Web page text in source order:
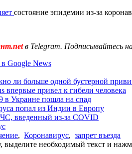
состояние эпидемии из-за
в Telegram. Подписывайтесь
Google News
ли больше одной бустерной
привел к гибели человека
в Украине пошла на спад
попал из Индии в Европу
введенный из-за COVID
, Коронавирус, запрет въезда
необходимый текст и